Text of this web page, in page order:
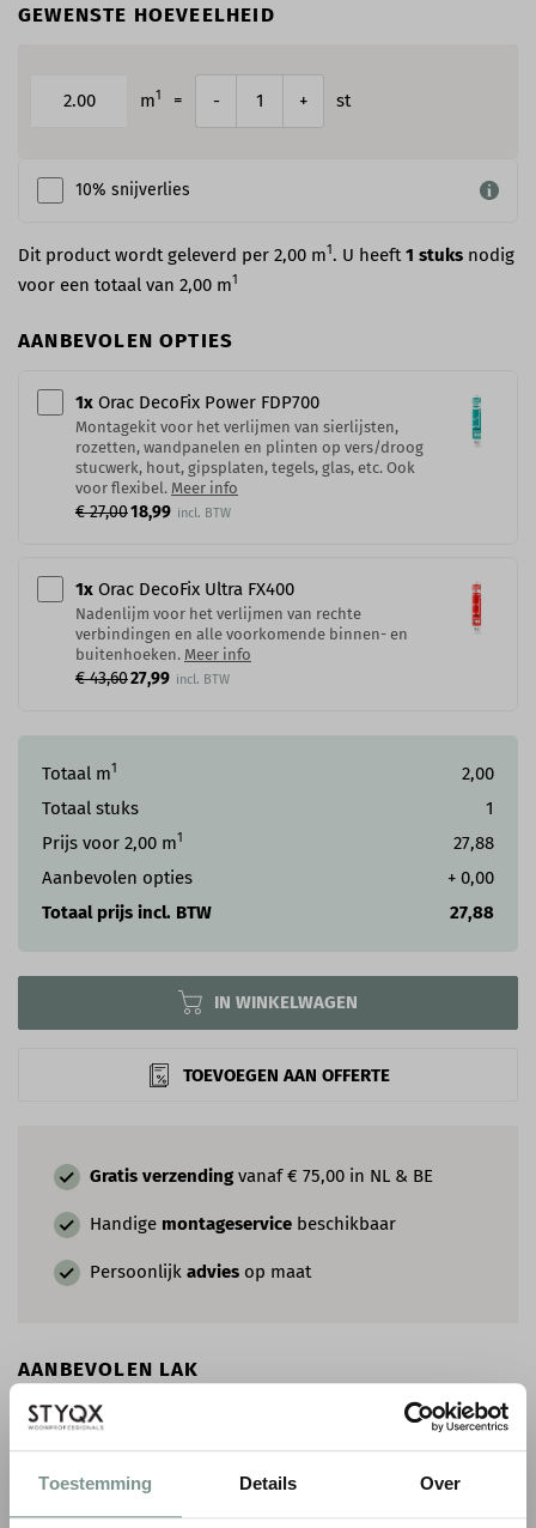
Toestemming Details Over
Gratis verzending vanaf € 75,00 in NL & BE
Handige montageservice beschikbaar
Persoonlijk advies op maat
AANBEVOLEN LAK
GEWENSTE HOEVEELHEID
m1 = - + st
10% snijverlies
Dit product wordt geleverd per 2,00 m1. U heeft1 stuks nodig
voor een totaal van 2,00 m1
Totaal m1
2,00
Totaal stuks
1
Prijs voor 2,00 m1
27,88
Aanbevolen opties
+ 0,00
Totaal prijs incl. BTW
27,88
AANBEVOLEN OPTIES
1x Orac DecoFix Power​ FDP700
Montagekit voor het verlijmen van sierlijsten,
rozetten, wandpanelen en plinten op vers/droog
stucwerk, hout, gipsplaten, tegels, glas, etc. Ook
voor flexibel. Meer info
€ 27,0018,99
1x Orac DecoFix Ultra FX400
Nadenlijm voor het verlijmen van rechte
verbindingen en alle voorkomende binnen- en
buitenhoeken. Meer info
€ 43,6027,99
IN WINKELWAGEN
TOEVOEGEN AAN OFFERTE